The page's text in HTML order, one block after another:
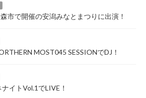
市で開催の安潟みなとまつりに出演！
MOST045 SESSIONでDJ！
イトVol.1でLIVE！